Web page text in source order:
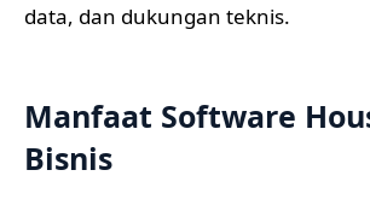
data, dan dukungan teknis.
Manfaat Software
Bisnis